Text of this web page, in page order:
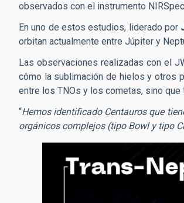
observados con el instrumento
En uno de estos estudios, liderado por
orbitan actualmente entre Júpiter y
Las observaciones realizadas con el
cómo la sublimación de hielos y otros
entre los TNOs y los cometas, sino
“Hemos identificado Centauros que
orgánicos complejos (tipo Bowl y tipo